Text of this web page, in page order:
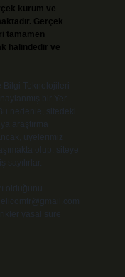
kurum ve
Gerçek
tamamen
halindedir ve
Bilgi Teknolojileri
bir Yer
nedenle, sitedeki
araştırma
üyelerimiz
olup, siteye
olduğunu
yasal süre